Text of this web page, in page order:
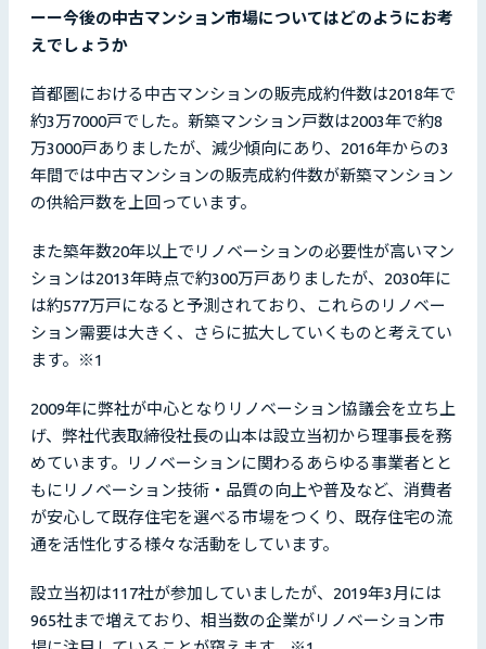
ーー今後の中古マンション市場についてはどのようにお考
えでしょうか
首都圏における中古マンションの販売成約件数は2018年で
約3万7000戸でした。新築マンション戸数は2003年で約8
万3000戸ありましたが、減少傾向にあり、2016年からの3
年間では中古マンションの販売成約件数が新築マンション
の供給戸数を上回っています。
また築年数20年以上でリノベーションの必要性が高いマン
ションは2013年時点で約300万戸ありましたが、2030年に
は約577万戸になると予測されており、これらのリノベー
ション需要は大きく、さらに拡大していくものと考えてい
ます。※1
2009年に弊社が中心となりリノベーション協議会を立ち上
げ、弊社代表取締役社長の山本は設立当初から理事長を務
めています。リノベーションに関わるあらゆる事業者とと
もにリノベーション技術・品質の向上や普及など、消費者
が安心して既存住宅を選べる市場をつくり、既存住宅の流
通を活性化する様々な活動をしています。
設立当初は117社が参加していましたが、2019年3月には
965社まで増えており、相当数の企業がリノベーション市